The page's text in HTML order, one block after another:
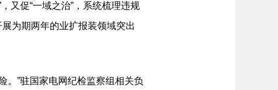
又促“一域之治”，系统梳理违规
为期两年的业扩报装领域突出
”驻国家电网纪检监察组相关负